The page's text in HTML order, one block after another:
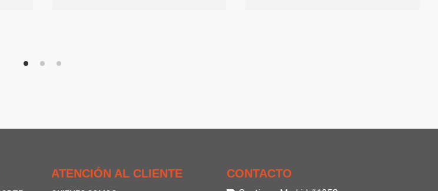
ATENCIÓN AL CLIENTE CONTACTO